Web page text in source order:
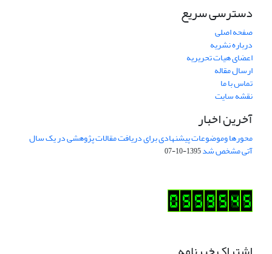
دسترسی سریع
صفحه اصلی
درباره نشریه
اعضای هیات تحریریه
ارسال مقاله
تماس با ما
نقشه سایت
آخرین اخبار
محورها وموضوعات پیشنهادی برای دریافت مقالات پژوهشی در یک سال
آتی مشخص شد1395-10-07